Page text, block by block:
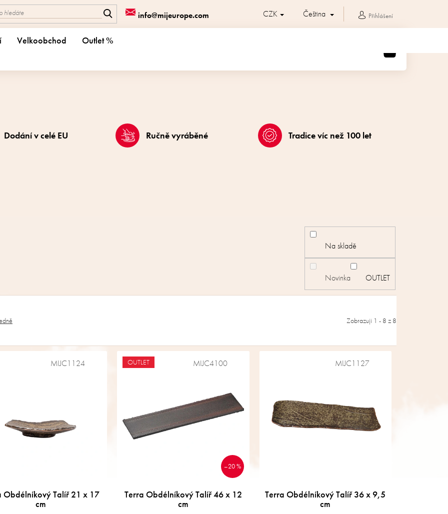
info@mijeurope.com CZK Čeština Přihlášení
NÁKUPNÍ
KOŠÍK
Velkoobchod Outlet %
Zobrazuji 1 - 8 z 8
Na skladě
Novinka OUTLET
Obdélníkový Talíř 21 x 17
cm
MIJC1124 OUTLET
–20 %
Terra Obdélníkový Talíř 46 x 12
cm
MIJC4100
Terra Obdélníkový Talíř 36 x 9,5
cm
MIJC1127
Dodání v celé EU Ručně vyráběné Tradice víc než 100 let